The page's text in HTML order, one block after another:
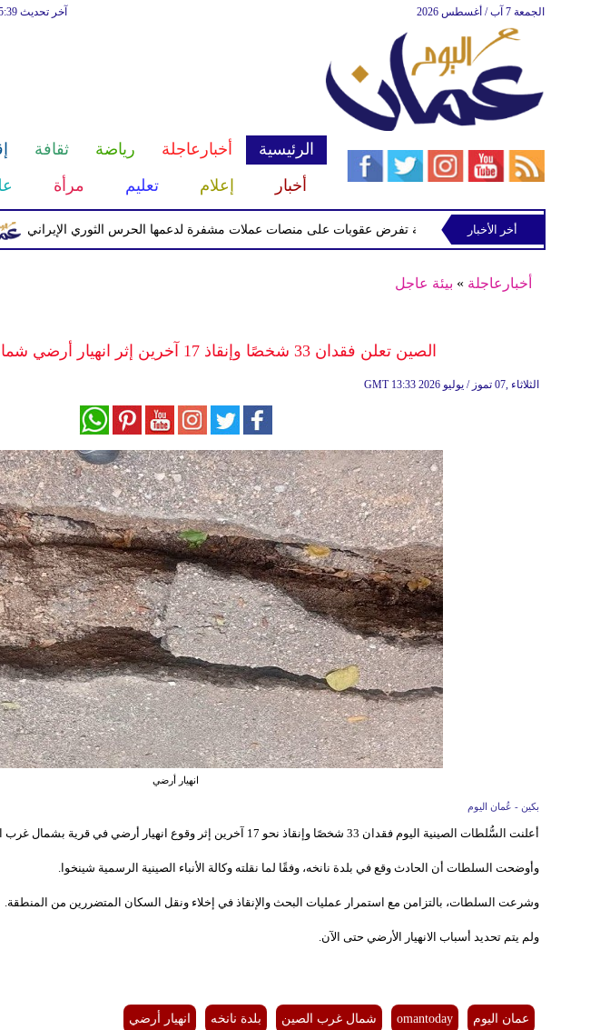
آخر تحديث GMT22:05:39 الجمعة 7 آب / أغسطس 2026
الرئيسية أخبارعاجلة رياضة ثقافة
أخبار
إعلام تعليم مرأة
الخزانة الأميركية تفرض عقوبات على منصات عملات مشفرة لدعمها الحرس الثوري الإيراني
أخر الأخبار
أخبارعاجلة » بيئة عاجل
الصين تعلن فقدان 33 شخصًا وإنقاذ 17 آخرين إثر انهيار أرضي شمال غربي البلاد
GMT 13:33 2026 الثلاثاء ,07 تموز / يوليو
انهيار أرضي
بكين - عُمان اليوم
أعلنت السُّلطات الصينية اليوم فقدان 33 شخصًا وإنقاذ نحو 17 آخرين إثر وقوع انهيار أرضي في قرية بشمال غرب الصين.
وأوضحت السلطات أن الحادث وقع في بلدة نانخه، وفقًا لما نقلته وكالة الأنباء الصينية الرسمية شينخوا.
وشرعت السلطات، بالتزامن مع استمرار عمليات البحث والإنقاذ في إخلاء ونقل السكان المتضررين من المنطقة.
ولم يتم تحديد أسباب الانهيار الأرضي حتى الآن.
عمان اليوم omantoday شمال غرب الصين بلدة نانخه انهيار أرضي